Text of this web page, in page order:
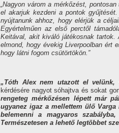
„Nagyon várom a mérkőzést,
el akarjuk kezdeni a pontok
nyújtanunk ahhoz, hogy elérjük a
Egyértelműen az első perctől
Keitával, akit kiváló játékosnak
elmond, hogy évekig Liverpoolban ért
hogy látni fogom csütörtökön.”
„Tóth Alex nem utazott el
kérdésére nagyot sóhajtva és sokat
rengeteg mérkőzésen lépett már
ugyanez igaz a mellettem ülő
belemenni a magyaros
Természetesen a lehető legtöbbet